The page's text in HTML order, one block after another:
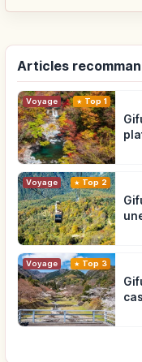
Articles
Voyage Top 1
Voyage Top 2
Voyage Top 3